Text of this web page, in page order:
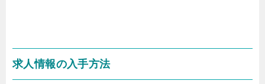
求人情報の入手方法